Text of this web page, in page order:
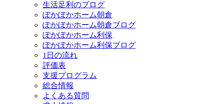
生活足利のブログ
ぽかぽかホーム朝倉
ぽかぽかホーム朝倉ブログ
ぽかぽかホーム利保
ぽかぽかホーム利保ブログ
1日の流れ
評価表
支援プログラム
総合情報
よくある質問